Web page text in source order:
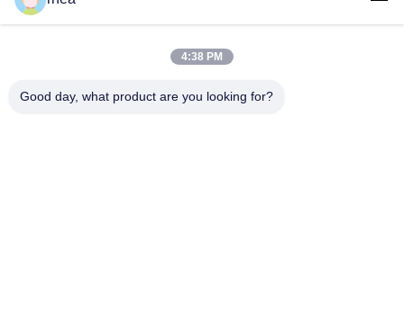
K36 Rad EN Standard Klasse C Material
4:38 PM
Good day, what product are you looking for?